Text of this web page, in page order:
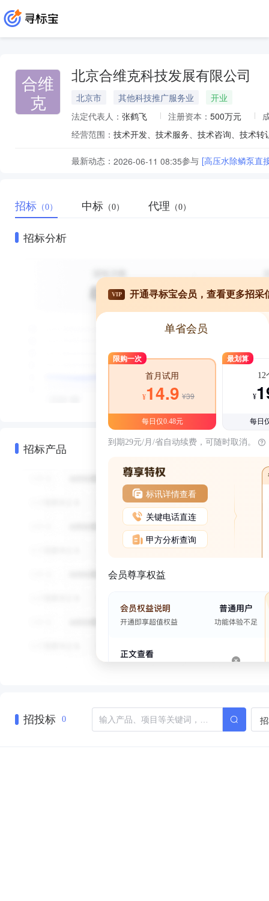
合维
克
北京合维克科技发展有限公司
北京市 其他科技推广服务业
开业
法定代表人： 张鹤飞 注册资本： 500万元
经营范围：
最新动态： 2026-06-11 08:35参与 [高压水除鳞泵直
招标 （0） 中标 （0） 代理 （0）
招标分析
招标产品
VIP 开通寻标宝会员，查看更多招采
单省会员
限购一次
首月试用
¥14.9 ¥39
每日仅0.48元
最划算
12
¥
每日
到期29元/月/省自动续费，可随时取消。
标讯详情查看
关键电话直连
甲方分析查询
会员尊享权益
招投标 0